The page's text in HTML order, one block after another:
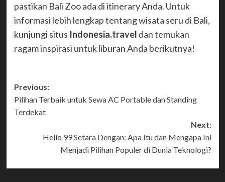
pastikan Bali Zoo ada di itinerary Anda. Untuk
informasi lebih lengkap tentang wisata seru di Bali,
kunjungi situs Indonesia.travel dan temukan
ragam inspirasi untuk liburan Anda berikutnya!
Post
navigation
Previous:
Pilihan Terbaik untuk Sewa AC Portable dan Standing
Terdekat
Next:
Helio 99 Setara Dengan: Apa Itu dan Mengapa Ini
Menjadi Pilihan Populer di Dunia Teknologi?